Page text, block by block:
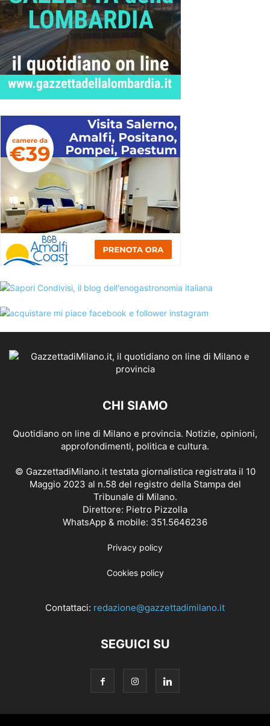
CHI SIAMO
Quotidiano on line di Milano e provincia. Notizie, opinioni,
approfondimenti, politica e cultura.
© GazzettadiMilano.it testata giornalistica registrata il 10
Maggio 2023 al n.58 del registro della Stampa del
Tribunale di Milano.
Direttore: Pietro Pizzolla
WhatsApp & mobile: 351.5646236
Privacy policy
Cookies policy
Contattaci: redazione@gazzettadimilano.it
SEGUICI SU